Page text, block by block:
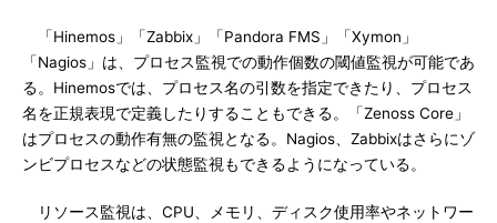
「Hinemos」「Zabbix」「Pandora FMS」「Xymon」
「Nagios」は、プロセス監視での動作個数の閾値監視が可能であ
る。Hinemosでは、プロセス名の引数を指定できたり、プロセス
名を正規表現で定義したりすることもできる。「Zenoss Core」
はプロセスの動作有無の監視となる。Nagios、Zabbixはさらにゾ
ンビプロセスなどの状態監視もできるようになっている。
リソース監視は、CPU、メモリ、ディスク使用率やネットワー